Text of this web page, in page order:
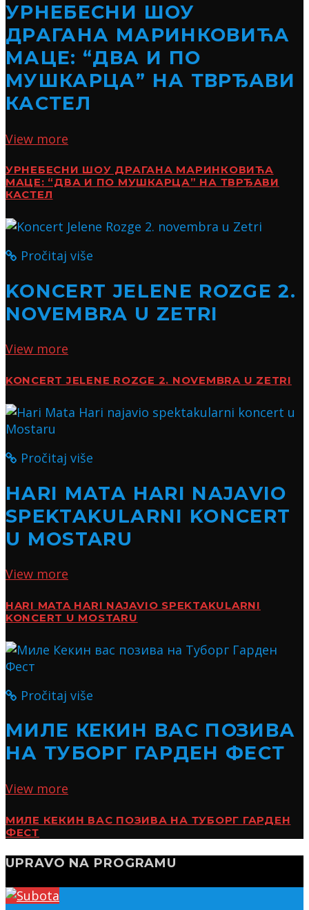
УРНЕБЕСНИ ШОУ
ДРАГАНА МАРИНКОВИЋА
МАЦЕ: “ДВА И ПО
МУШКАРЦА” НА ТВРЂАВИ
КАСТЕЛ
View more
УРНЕБЕСНИ ШОУ ДРАГАНА МАРИНКОВИЋА
МАЦЕ: “ДВА И ПО МУШКАРЦА” НА ТВРЂАВИ
КАСТЕЛ
Pročitaj više
KONCERT JELENE ROZGE 2.
NOVEMBRA U ZETRI
View more
KONCERT JELENE ROZGE 2. NOVEMBRA U ZETRI
Pročitaj više
HARI MATA HARI NAJAVIO
SPEKTAKULARNI KONCERT
U MOSTARU
View more
HARI MATA HARI NAJAVIO SPEKTAKULARNI
KONCERT U MOSTARU
Pročitaj više
МИЛЕ КЕКИН ВАС ПОЗИВА
НА ТУБОРГ ГАРДЕН ФЕСТ
View more
МИЛЕ КЕКИН ВАС ПОЗИВА НА ТУБОРГ ГАРДЕН
ФЕСТ
UPRAVO NA PROGRAMU